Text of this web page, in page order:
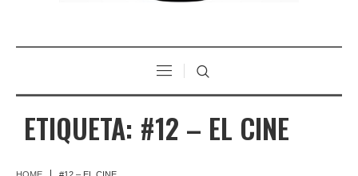
ETIQUETA: #12 – EL CINE